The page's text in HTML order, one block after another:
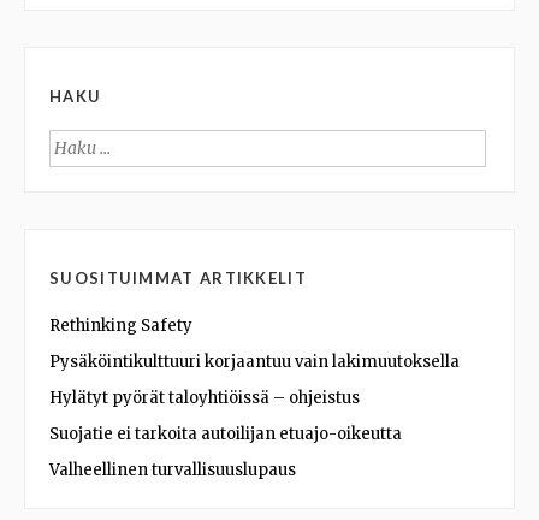
HAKU
Haku:
SUOSITUIMMAT ARTIKKELIT
Rethinking Safety
Pysäköintikulttuuri korjaantuu vain lakimuutoksella
Hylätyt pyörät taloyhtiöissä – ohjeistus
Suojatie ei tarkoita autoilijan etuajo-oikeutta
Valheellinen turvallisuuslupaus